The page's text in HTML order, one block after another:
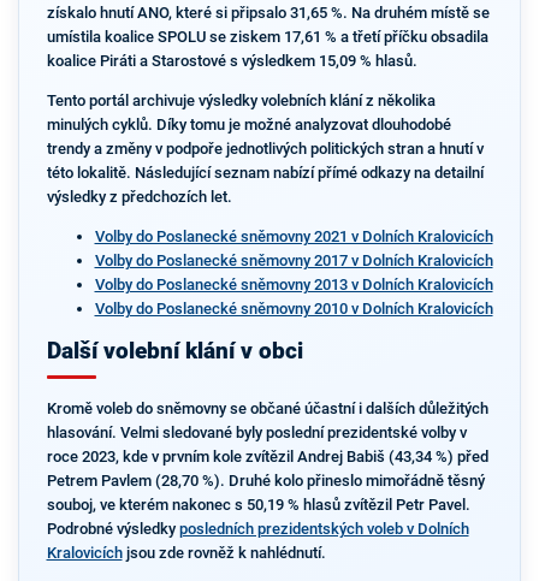
získalo hnutí ANO, které si připsalo 31,65 %. Na druhém místě se
umístila koalice SPOLU se ziskem 17,61 % a třetí příčku obsadila
koalice Piráti a Starostové s výsledkem 15,09 % hlasů.
Tento portál archivuje výsledky volebních klání z několika
minulých cyklů. Díky tomu je možné analyzovat dlouhodobé
trendy a změny v podpoře jednotlivých politických stran a hnutí v
této lokalitě. Následující seznam nabízí přímé odkazy na detailní
výsledky z předchozích let.
Volby do Poslanecké sněmovny 2021 v Dolních Kralovicích
Volby do Poslanecké sněmovny 2017 v Dolních Kralovicích
Volby do Poslanecké sněmovny 2013 v Dolních Kralovicích
Volby do Poslanecké sněmovny 2010 v Dolních Kralovicích
Další volební klání v obci
Kromě voleb do sněmovny se občané účastní i dalších důležitých
hlasování. Velmi sledované byly poslední prezidentské volby v
roce 2023, kde v prvním kole zvítězil Andrej Babiš (43,34 %) před
Petrem Pavlem (28,70 %). Druhé kolo přineslo mimořádně těsný
souboj, ve kterém nakonec s 50,19 % hlasů zvítězil Petr Pavel.
Podrobné výsledky posledních prezidentských voleb v Dolních
Kralovicíchjsou zde rovněž k nahlédnutí.